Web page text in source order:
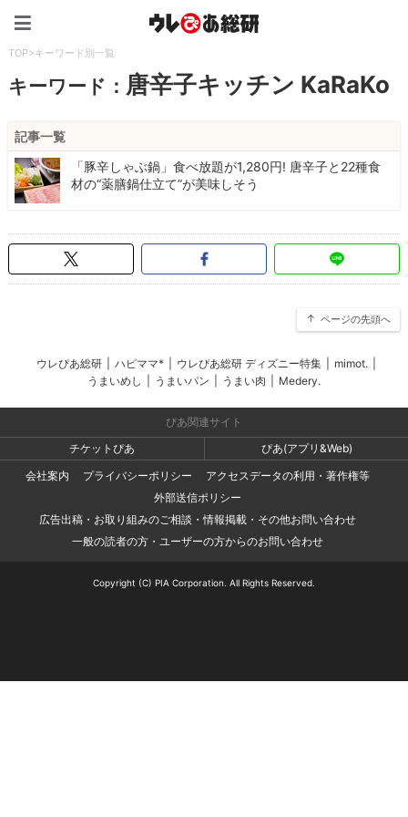
TOP>キーワード別一覧
キーワード： 唐辛子キッチン KaRaKo
記事一覧
「豚辛しゃぶ鍋」食べ放題が1,280円! 唐辛子と22種食
材の“薬膳鍋仕立て”が美味しそう
ページの先頭へ
ウレぴあ総研 ハピママ* ウレぴあ総研 ディズニー特集 mimot.
うまいめし
うまいパン うまい肉 Medery.
ぴあ関連サイト
チケットぴあ
ぴあ(アプリ&Web)
会社案内
プライバシーポリシー
アクセスデータの利用・著作権等
外部送信ポリシー
広告出稿・お取り組みのご相談・情報掲載・その他お問い合わせ
一般の読者の方・ユーザーの方からのお問い合わせ
Copyright (C) PIA Corporation. All Rights Reserved.